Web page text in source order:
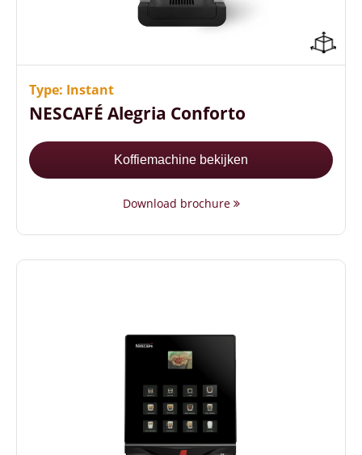
Met vaste wateraansluiting of waterreservoir
5 gebruiksvriendelijke keuzetoetsen
Type: Instant
NESCAFÉ Alegria Conforto
Koffiemachine bekijken
Download brochure